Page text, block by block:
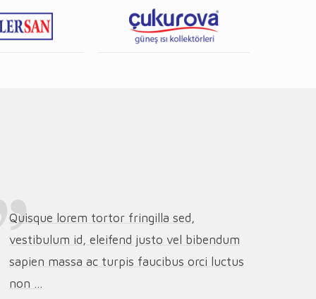
Quisque lorem tortor fringilla sed,
vestibulum id, eleifend justo vel bibendum
sapien massa ac turpis faucibus orci luctus
non ...